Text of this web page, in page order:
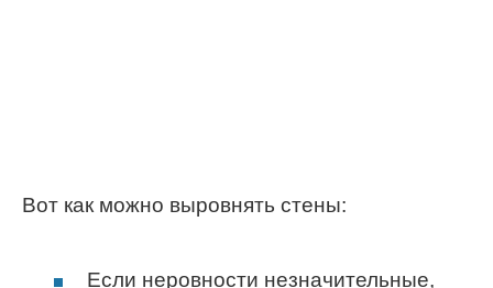
Вот как можно выровнять стены:
Если неровности незначительные,